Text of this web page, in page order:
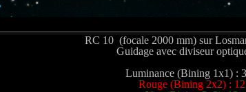
RC 10 (focale 2000 mm) sur
Guidage avec diviseur
Luminance (Bining 1x1) :
Rouge (Bining 2x2) : 12